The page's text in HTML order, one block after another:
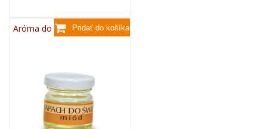
Aróma do sviečok, 25g - med